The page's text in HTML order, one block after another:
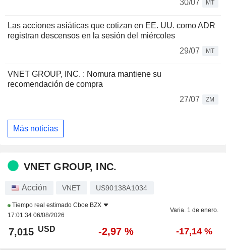
30/07
MT
Las acciones asiáticas que cotizan en EE. UU. como ADR
registran descensos en la sesión del miércoles
29/07
MT
VNET GROUP, INC. : Nomura mantiene su
recomendación de compra
27/07
ZM
Más noticias
VNET GROUP, INC.
Acción VNET US90138A1034
Tiempo real estimado Cboe BZX
17:01:34 06/08/2026
Varia. 1 de enero.
7,015 USD -2,97 % -17,14 %